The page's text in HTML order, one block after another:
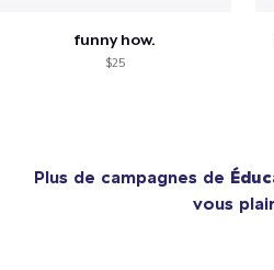
funny how.
$25
Plus de campagnes de
vous